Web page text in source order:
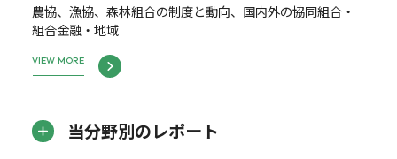
農協、漁協、森林組合の制度と動向、国内外の協同組合・
組合金融・地域
VIEW MORE
当分野別のレポート